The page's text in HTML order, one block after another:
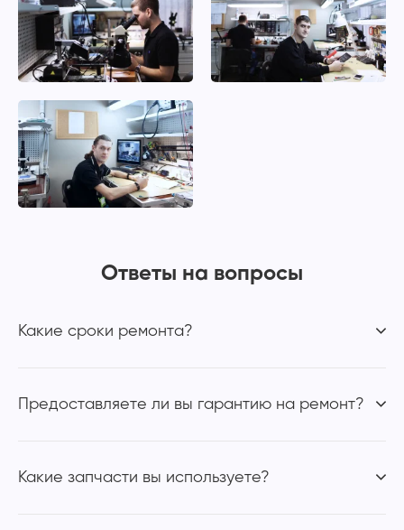
Ответы на вопросы
Какие сроки ремонта?
Предоставляете ли вы гарантию на ремонт?
Какие запчасти вы используете?